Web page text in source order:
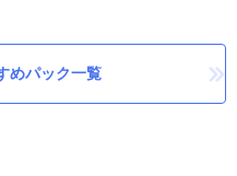
めパック一覧